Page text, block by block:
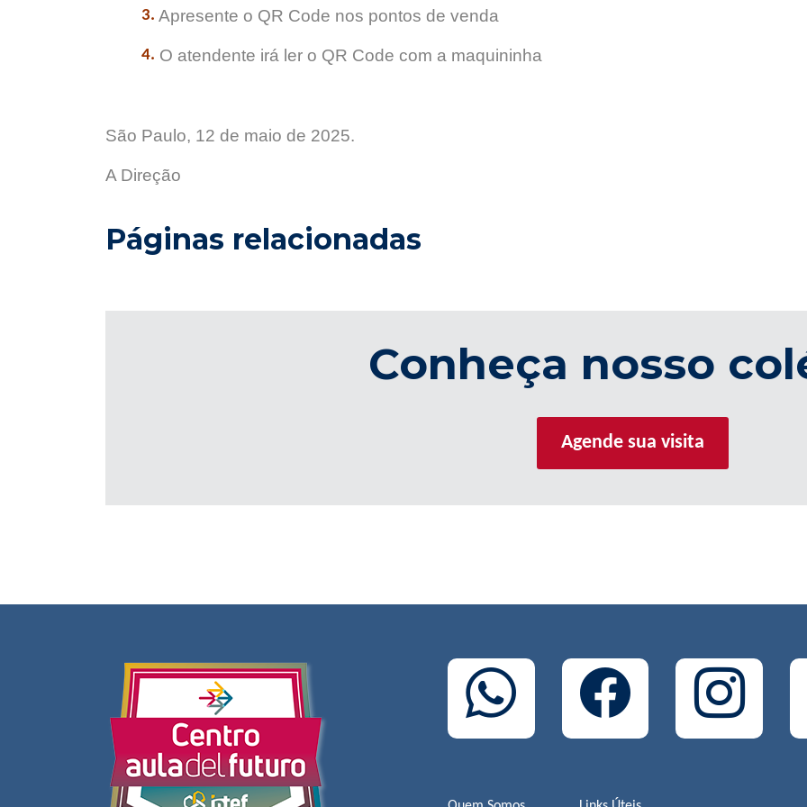
3. Apresente o QR Code nos pontos de venda
4. O atendente irá ler o QR Code com a maquininha
São Paulo, 12 de maio de 2025.
A Direção
Páginas relacionadas
Conheça nosso
Agende sua visita